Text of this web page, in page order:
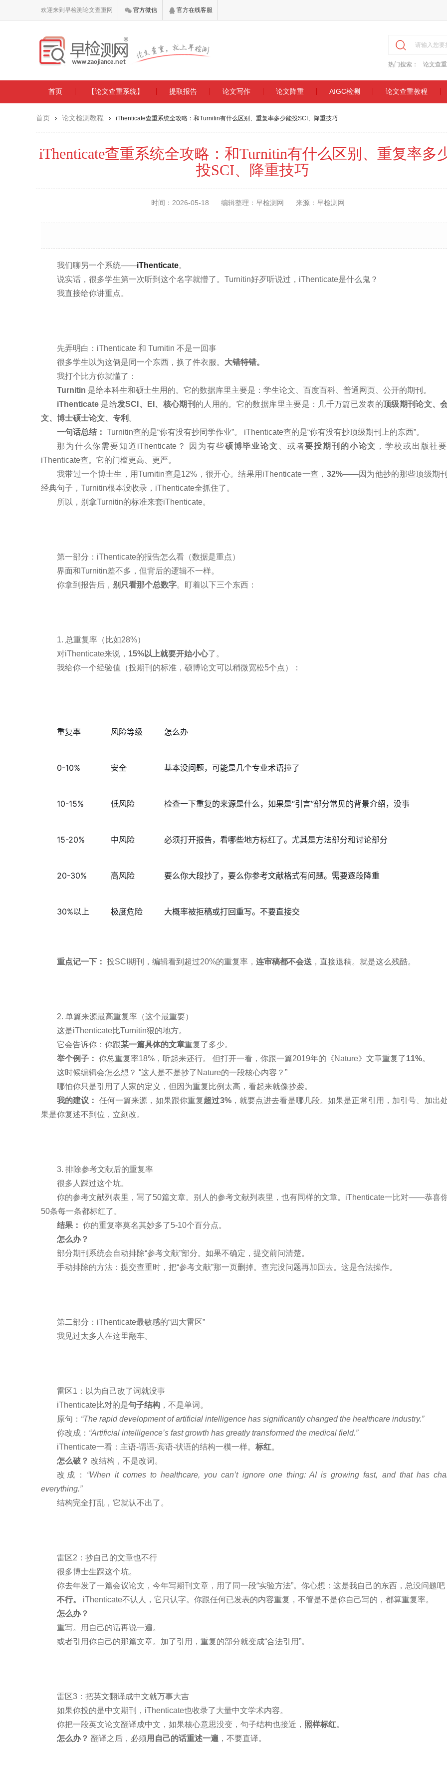
欢迎来到早检测论文查重网 官方微信 官方在线客服
热门搜索： 论文查重
首页 【论文查重系统】 提取报告 论文写作 论文降重 AIGC检测 论文查重教程
首页 论文检测教程 iThenticate查重系统全攻略：和Turnitin有什么区别、重复率多少能投SCI、降重技巧
iThenticate查重系统全攻略：和Turnitin有什么区别、重复率多
投SCI、降重技巧
时间：2026-05-18 编辑整理：早检测网 来源：早检测网
我们聊另一个系统——iThenticate。
说实话，很多学生第一次听到这个名字就懵了。Turnitin好歹听说过，iThenticate是什么鬼？
我直接给你讲重点。
先弄明白：iThenticate 和 Turnitin 不是一回事
很多学生以为这俩是同一个东西，换了件衣服。 大错特错。
我打个比方你就懂了：
Turnitin 是给本科生和硕士生用的。它的数据库里主要是：学生论文、百度百科、普通网页、公开的期刊。
iThenticate 是给发SCI、EI、核心期刊 的人用的。它的数据库里主要是：几千万篇已发表的顶级期刊论文、
文、博士硕士论文、专利 。
一句话总结： Turnitin查的是“你有没有抄同学作业”。 iThenticate查的是“你有没有抄顶级期刊上的东西”。
那为什么你需要知道iThenticate？ 因为有些硕博毕业论文 、或者要投期刊的小论文 ，学校或出版社
iThenticate查。它的门槛更高、更严。
我带过一个博士生，用Turnitin查是12%，很开心。结果用iThenticate一查， 32%——因为他抄的那些顶级期
经典句子，Turnitin根本没收录，iThenticate全抓住了。
所以，别拿Turnitin的标准来套iThenticate。
第一部分：iThenticate的报告怎么看（数据是重点）
界面和Turnitin差不多，但背后的逻辑不一样。
你拿到报告后， 别只看那个总数字。盯着以下三个东西：
1. 总重复率（比如28%）
对iThenticate来说， 15%以上就要开始小心了。
我给你一个经验值（投期刊的标准，硕博论文可以稍微宽松5个点）：
重复率 风险等级 怎么办
0-10% 安全 基本没问题，可能是几个专业术语撞了
10-15% 低风险 检查一下重复的来源是什么，如果是“引言”部分常见的背景介绍，没事
15-20% 中风险 必须打开报告，看哪些地方标红了。尤其是方法部分和讨论部分
20-30% 高风险 要么你大段抄了，要么你参考文献格式有问题。需要逐段降重
30%以上 极度危险 大概率被拒稿或打回重写。不要直接交
重点记一下： 投SCI期刊，编辑看到超过20%的重复率， 连审稿都不会送 ，直接退稿。就是这么残酷。
2. 单篇来源最高重复率（这个最重要）
这是iThenticate比Turnitin狠的地方。
它会告诉你：你跟某一篇具体的文章重复了多少。
举个例子： 你总重复率18%，听起来还行。 但打开一看，你跟一篇2019年的《Nature》文章重复了11%。
这时候编辑会怎么想？ “这人是不是抄了Nature的一段核心内容？”
哪怕你只是引用了人家的定义，但因为重复比例太高，看起来就像抄袭。
我的建议：
任何一篇来源，如果跟你重复超过3%，就要点进去看是哪几段。如果是正常引用，加引号、加出
果是你复述不到位，立刻改。
3. 排除参考文献后的重复率
很多人踩过这个坑。
你的参考文献列表里，写了50篇文章。别人的参考文献列表里，也有同样的文章。iThenticate一比对——恭喜
50条每一条都标红了。
结果： 你的重复率莫名其妙多了5-10个百分点。
怎么办？
部分期刊系统会自动排除“参考文献”部分。如果不确定，提交前问清楚。
手动排除的方法：提交查重时，把“参考文献”那一页删掉。查完没问题再加回去。这是合法操作。
第二部分：iThenticate最敏感的“四大雷区”
我见过太多人在这里翻车。
雷区1：以为自己改了词就没事
iThenticate比对的是句子结构 ，不是单词。
原句： “The rapid development of artificial intelligence has significantly changed the healthcare industry.”
你改成： “Artificial intelligence’s fast growth has greatly transformed the medical field.”
iThenticate一看：主语-谓语-宾语-状语的结构一模一样。 标红。
怎么破？ 改结构，不是改词。
改成： “When it comes to healthcare, you can’t ignore one thing: AI is growing fast, and that has
everything.”
结构完全打乱，它就认不出了。
雷区2：抄自己的文章也不行
很多博士生踩这个坑。
你去年发了一篇会议论文，今年写期刊文章，用了同一段“实验方法”。你心想：这是我自己的东西，总没问题吧
不行。
iThenticate不认人，它只认字。你跟任何已发表的内容重复，不管是不是你自己写的，都算重复率。
怎么办？
重写。用自己的话再说一遍。
或者引用你自己的那篇文章。加了引用，重复的部分就变成“合法引用”。
雷区3：把英文翻译成中文就万事大吉
如果你投的是中文期刊，iThenticate也收录了大量中文学术内容。
你把一段英文论文翻译成中文，如果核心意思没变，句子结构也接近， 照样标红。
怎么办？ 翻译之后，必须用自己的话重述一遍 ，不要直译。